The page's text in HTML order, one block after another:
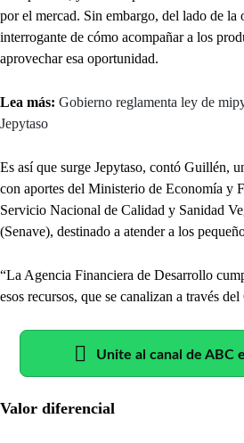
por el mercad. Sin embargo, del lado de la
interrogante de cómo acompañar a los
aprovechar esa oportunidad.
Lea más: Gobierno reglamenta ley de
Jepytaso
Es así que surge Jepytaso, contó Guillén,
con aportes del Ministerio de Economía y
Servicio Nacional de Calidad y Sanidad
(Senave), destinado a atender a los
“La Agencia Financiera de Desarrollo
esos recursos, que se canalizan a través
Unite al canal de ABC
Valor diferencial